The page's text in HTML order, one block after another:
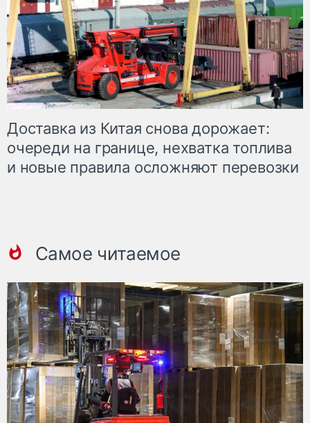
Доставка из Китая снова дорожает:
очереди на границе, нехватка топлива
и новые правила осложняют перевозки
Самое читаемое